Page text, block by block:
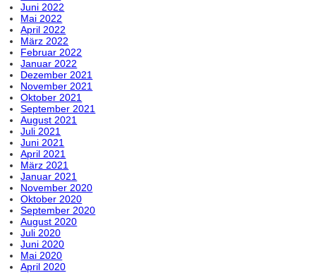
Juni 2022
Mai 2022
April 2022
März 2022
Februar 2022
Januar 2022
Dezember 2021
November 2021
Oktober 2021
September 2021
August 2021
Juli 2021
Juni 2021
April 2021
März 2021
Januar 2021
November 2020
Oktober 2020
September 2020
August 2020
Juli 2020
Juni 2020
Mai 2020
April 2020